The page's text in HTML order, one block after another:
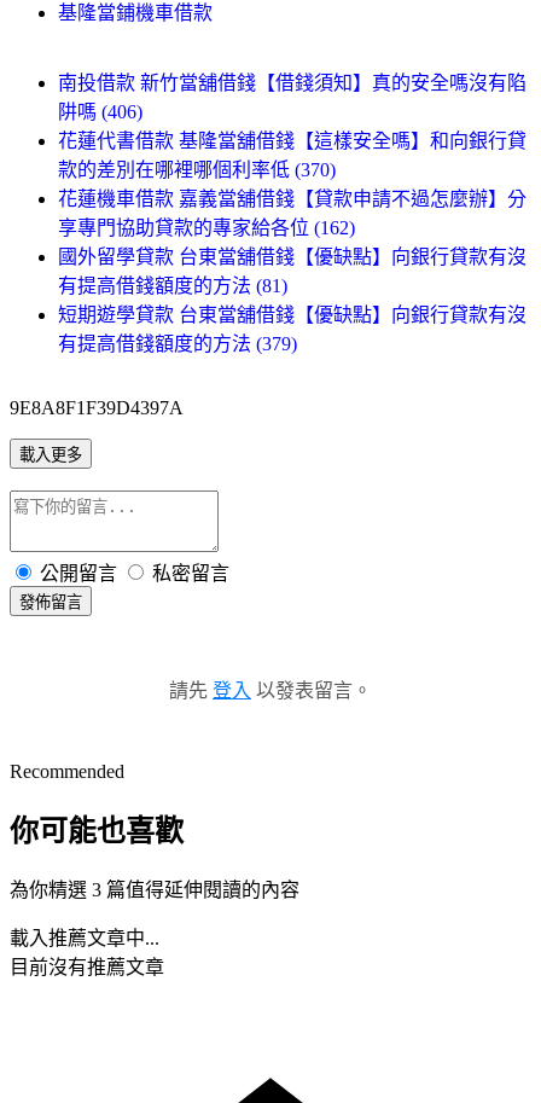
基隆當鋪機車借款
南投借款 新竹當舖借錢【借錢須知】真的安全嗎沒有陷
阱嗎 (406)
花蓮代書借款 基隆當舖借錢【這樣安全嗎】和向銀行貸
款的差別在哪裡哪個利率低 (370)
花蓮機車借款 嘉義當舖借錢【貸款申請不過怎麼辦】分
享專門協助貸款的專家給各位 (162)
國外留學貸款 台東當舖借錢【優缺點】向銀行貸款有沒
有提高借錢額度的方法 (81)
短期遊學貸款 台東當舖借錢【優缺點】向銀行貸款有沒
有提高借錢額度的方法 (379)
9E8A8F1F39D4397A
載入更多
公開留言 私密留言
發佈留言
請先 登入 以發表留言。
Recommended
你可能也喜歡
為你精選 3 篇值得延伸閱讀的內容
載入推薦文章中...
目前沒有推薦文章